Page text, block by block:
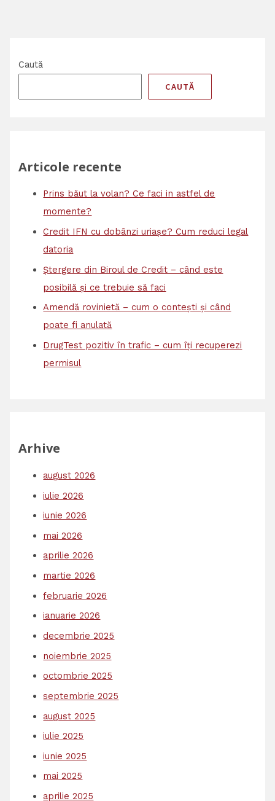
Caută
CAUTĂ
Articole recente
Prins băut la volan? Ce faci in astfel de
momente?
Credit IFN cu dobânzi uriașe? Cum reduci legal
datoria
Ștergere din Biroul de Credit – când este
posibilă și ce trebuie să faci
Amendă rovinietă – cum o contești și când
poate fi anulată
DrugTest pozitiv în trafic – cum îți recuperezi
permisul
Arhive
august 2026
iulie 2026
iunie 2026
mai 2026
aprilie 2026
martie 2026
februarie 2026
ianuarie 2026
decembrie 2025
noiembrie 2025
octombrie 2025
septembrie 2025
august 2025
iulie 2025
iunie 2025
mai 2025
aprilie 2025